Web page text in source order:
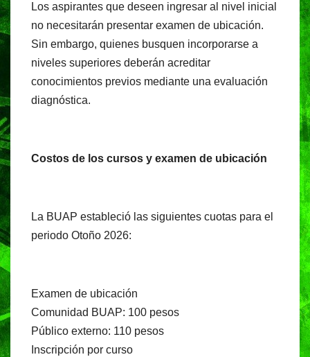
Los aspirantes que deseen ingresar al nivel inicial
no necesitarán presentar examen de ubicación.
Sin embargo, quienes busquen incorporarse a
niveles superiores deberán acreditar
conocimientos previos mediante una evaluación
diagnóstica.
Costos de los cursos y examen de ubicación
La BUAP estableció las siguientes cuotas para el
periodo Otoño 2026:
Examen de ubicación
Comunidad BUAP: 100 pesos
Público externo: 110 pesos
Inscripción por curso